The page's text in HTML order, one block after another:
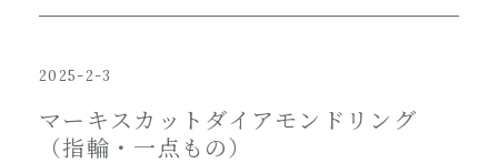
2025-2-3
マーキスカットダイアモンドリング
（指輪・一点もの）